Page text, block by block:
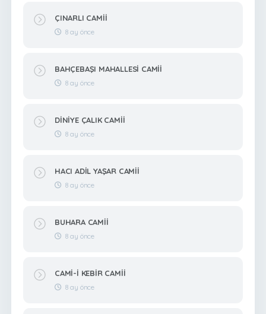
ÇINARLI CAMİİ
8 ay önce
BAHÇEBAŞI MAHALLESİ CAMİİ
8 ay önce
DİNİYE ÇALIK CAMİİ
8 ay önce
HACI ADİL YAŞAR CAMİİ
8 ay önce
BUHARA CAMİİ
8 ay önce
CAMİ-İ KEBİR CAMİİ
8 ay önce